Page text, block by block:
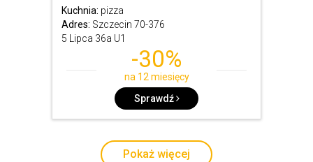
Kuchnia: pizza
Adres: Szczecin 70-376
5 Lipca 36a U1
-30%
na 12 miesięcy
Sprawdź
Pokaż więcej